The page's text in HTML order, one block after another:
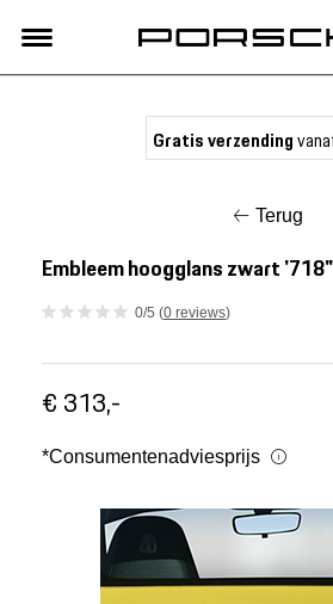
Nieuw
Acties
Porsche finder
Mijn account
Gratis verzending
Terug
Embleem hoogglans zwart '718"
0/5 (0 reviews)
€ 313,-
*Consumentenadviesprijs